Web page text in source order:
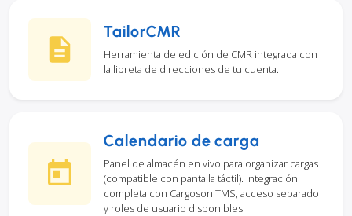
TailorCMR
Herramienta de edición de CMR integrada con
la libreta de direcciones de tu cuenta.
Calendario de carga
Panel de almacén en vivo para organizar cargas
(compatible con pantalla táctil). Integración
completa con Cargoson TMS, acceso separado
y roles de usuario disponibles.